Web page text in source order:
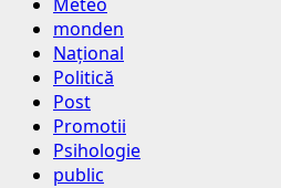
monden
Național
Politică
Post
Promotii
Psihologie
public